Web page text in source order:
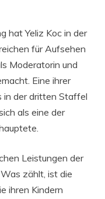
hat Yeliz Koc in der
für Aufsehen
Moderatorin und
Eine ihrer
in der dritten Staffel
als eine der
Leistungen der
zählt, ist die
ihren Kindern